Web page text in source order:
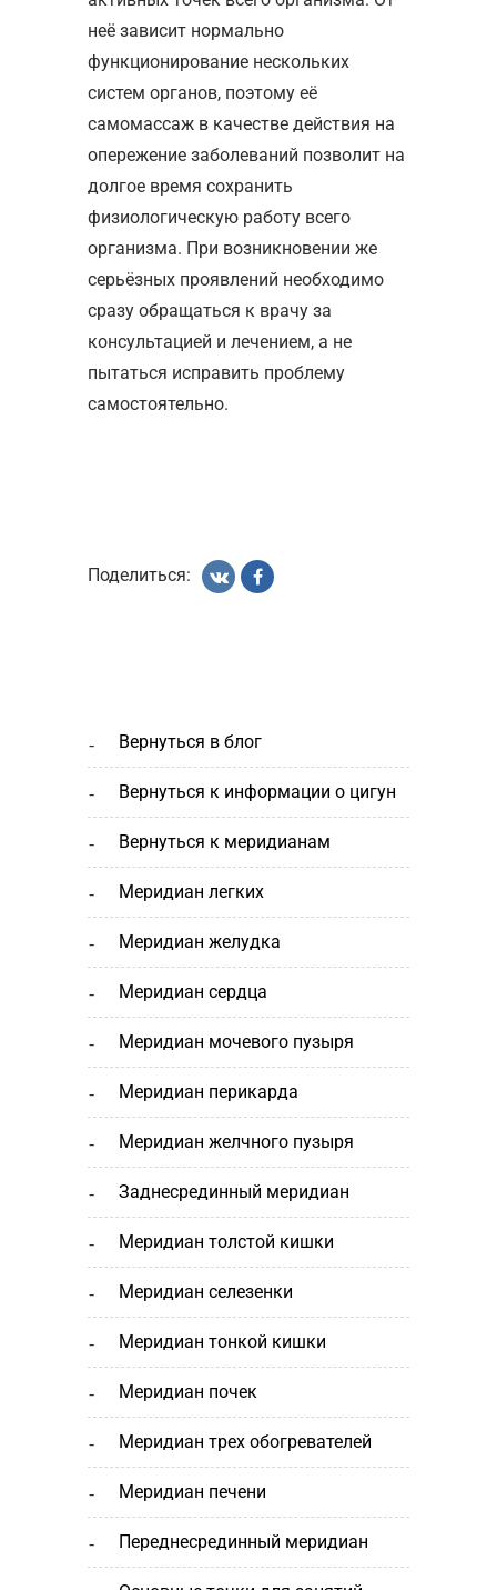
вернуться в блог
вернуться к информации о цигун
вернуться к меридианам
меридиан легких
меридиан желудка
меридиан сердца
меридиан мочевого пузыря
меридиан перикарда
меридиан желчного пузыря
заднесрединный меридиан
меридиан толстой кишки
меридиан селезенки
меридиан тонкой кишки
меридиан почек
меридиан трех обогревателей
меридиан печени
переднесрединный меридиан
неё зависит нормально
функционирование нескольких
систем органов, поэтому её
самомассаж в качестве действия на
опережение заболеваний позволит на
долгое время сохранить
физиологическую работу всего
организма. При возникновении же
серьёзных проявлений необходимо
сразу обращаться к врачу за
консультацией и лечением, а не
пытаться исправить проблему
самостоятельно.
Поделиться: